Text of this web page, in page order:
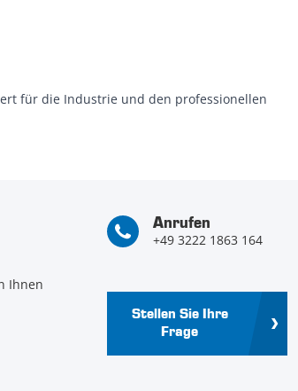
für die Industrie und den professionellen
Ihnen
Anrufen
+49 3222 1863 164
Stellen Sie Ihre
Frage